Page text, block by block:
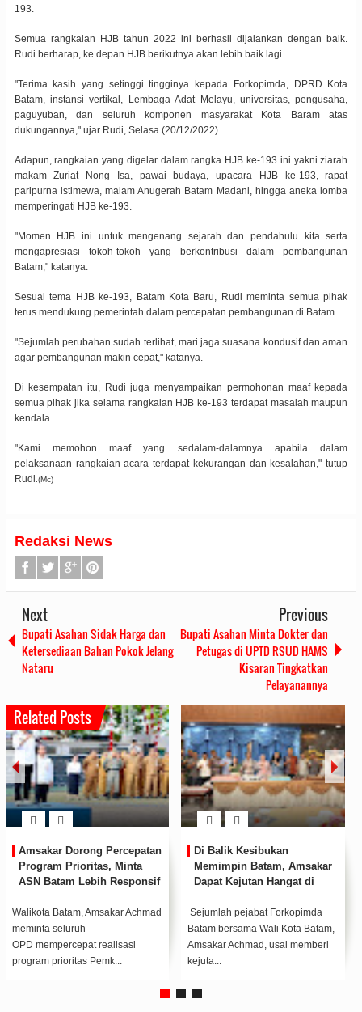
193.
Semua rangkaian HJB tahun 2022 ini berhasil dijalankan dengan baik.
Rudi berharap, ke depan HJB berikutnya akan lebih baik lagi.
"Terima kasih yang setinggi tingginya kepada Forkopimda, DPRD Kota
Batam, instansi vertikal, Lembaga Adat Melayu, universitas, pengusaha,
paguyuban, dan seluruh komponen masyarakat Kota Baram atas
dukungannya," ujar Rudi, Selasa (20/12/2022).
Adapun, rangkaian yang digelar dalam rangka HJB ke-193 ini yakni ziarah
makam Zuriat Nong Isa, pawai budaya, upacara HJB ke-193, rapat
paripurna istimewa, malam Anugerah Batam Madani, hingga aneka lomba
memperingati HJB ke-193.
"Momen HJB ini untuk mengenang sejarah dan pendahulu kita serta
mengapresiasi tokoh-tokoh yang berkontribusi dalam pembangunan
Batam," katanya.
Sesuai tema HJB ke-193, Batam Kota Baru, Rudi meminta semua pihak
terus mendukung pemerintah dalam percepatan pembangunan di Batam.
"Sejumlah perubahan sudah terlihat, mari jaga suasana kondusif dan aman
agar pembangunan makin cepat," katanya.
Di kesempatan itu, Rudi juga menyampaikan permohonan maaf kepada
semua pihak jika selama rangkaian HJB ke-193 terdapat masalah maupun
kendala.
"Kami memohon maaf yang sedalam-dalamnya apabila dalam
pelaksanaan rangkaian acara terdapat kekurangan dan kesalahan," tutup
Rudi .(Mc)
Redaksi News
Next
Bupati Asahan Sidak Harga dan
Ketersediaan Bahan Pokok Jelang
Nataru
Previous
Bupati Asahan Minta Dokter dan
Petugas di UPTD RSUD HAMS
Kisaran Tingkatkan
Pelayanannya
Related Posts
Kesibukan
Batam, Amsakar
Kejutan Hangat di
Tahun ke-58
pejabat Forkopimda
Wali Kota Batam,
Achmad, usai memberi
Amsakar Lantik Panglima
Sambang Kota Batam, Ajak
Organisasi Adat Perkuat
Persatuan
Walikota Batam, Amsakar
Achmad penyerahan pataka
kepada Panglima Sambang Kota
Batam yang baru,&...
RT/
Kepala